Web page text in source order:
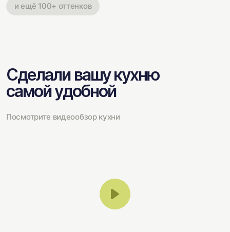
и ещё 100+ оттенков
Сделали вашу кухню
самой удобной
Посмотрите видеообзор кухни